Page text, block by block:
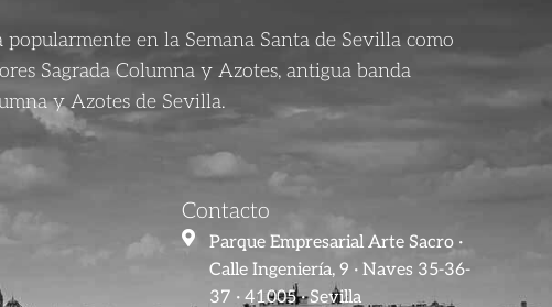
en la Semana Santa de Sevilla como
Sagrada Columna y Azotes, antigua banda
y Azotes de Sevilla.
Contacto
Parque Empresarial Arte Sacro ·
Calle Ingeniería, 9 · Naves 35-36-
37 · 41005 · Sevilla